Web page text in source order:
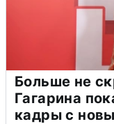
Больше не
Гагарина
кадры с